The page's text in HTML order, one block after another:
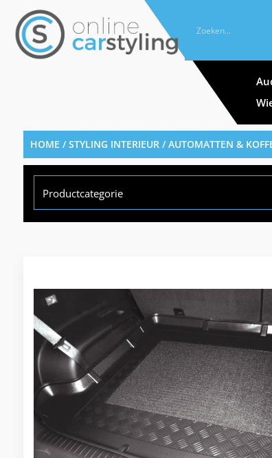
HOME /STYLING INTERIEUR/AUTOMATTEN &
Productcategorie